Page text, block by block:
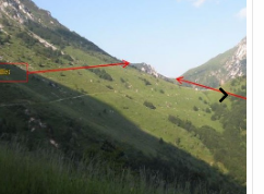
Slide